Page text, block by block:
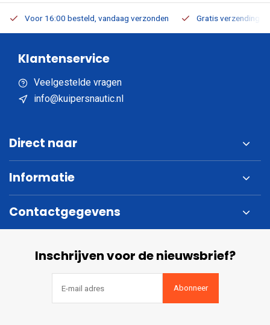
Voor 16:00 besteld, vandaag verzonden Gratis verzending
Klantenservice
Veelgestelde vragen
info@kuipersnautic.nl
Direct naar
Informatie
Contactgegevens
Inschrijven voor de nieuwsbrief?
Abonneer